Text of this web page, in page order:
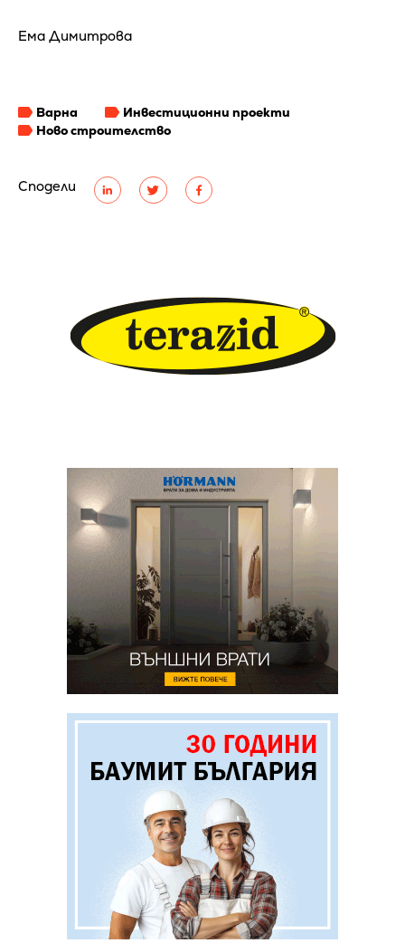
Сподели
Ема Димитрова
Варна
Инвестиционни проекти
Ново строителство